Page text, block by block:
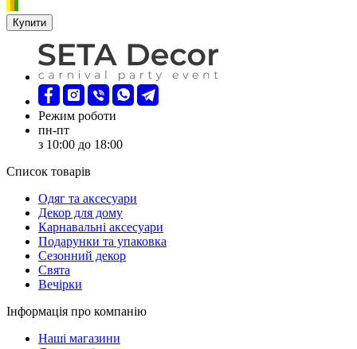
Купити
Режим роботи
пн-пт
з 10:00 до 18:00
Список товарів
Oдяг та аксесуари
Декор для дому
Карнавальні аксесуари
Подарунки та упаковка
Сезонний декор
Свята
Вечірки
Інформація про компанію
Наші магазини